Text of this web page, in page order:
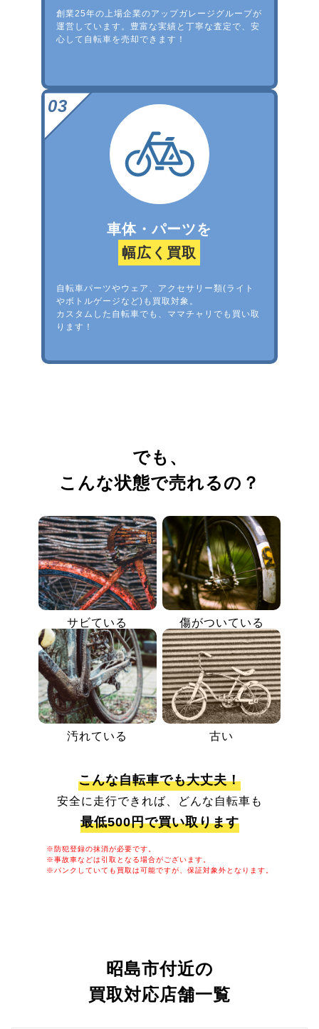
創業25年の上場企業のアップガレージグループが
運営しています。豊富な実績と丁寧な査定で、安
心して自転車を売却できます！
車体・パーツを
幅広く買取
自転車パーツやウェア、アクセサリー類(ライト
やボトルゲージなど)も買取対象。
カスタムした自転車でも、ママチャリでも買い取
ります！
でも、
こんな状態で売れるの？
サビている 傷がついている
汚れている 古い
こんな自転車でも大丈夫！
安全に走行できれば、どんな自転車も
最低500円で買い取ります
※防犯登録の抹消が必要です。
※事故車などは引取となる場合がございます。
※パンクしていても買取は可能ですが、保証対象外となります。
昭島市付近の
買取対応店舗一覧